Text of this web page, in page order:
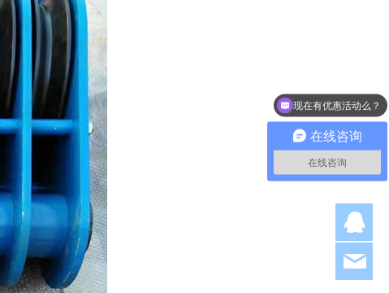
在线咨询
在线咨询
可以介绍下你们的产品么？